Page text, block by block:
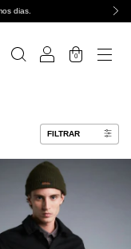
dias.
0
FILTRAR